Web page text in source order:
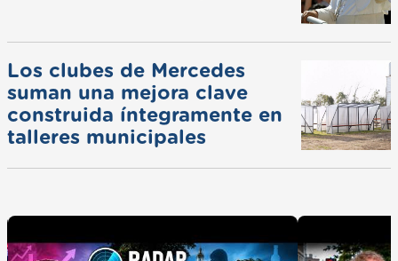
Los clubes de Mercedes
suman una mejora clave
construida íntegramente en
talleres municipales